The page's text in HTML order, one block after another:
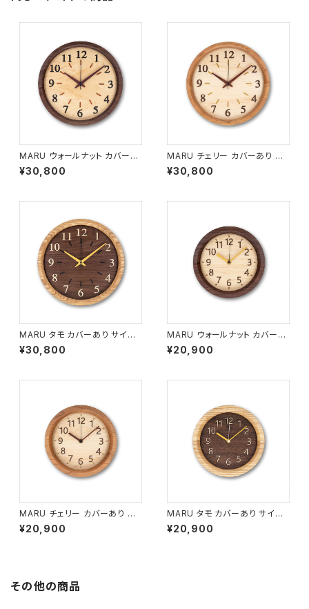
MARU ウォールナット カバーあ
り サイズ大 MARU-C1
¥30,800
MARU チェリー カバーあり サ
イズ大 MARU-C2
¥30,800
MARU タモ カバーあり サイズ
大 MARU-C3
¥30,800
MARU ウォールナット カバーあ
り サイズ小 MARU-D1
¥20,900
MARU チェリー カバーあり サ
イズ小 MARU-D2
¥20,900
MARU タモ カバーあり サイズ
小 MARU-D3
¥20,900
その他の商品